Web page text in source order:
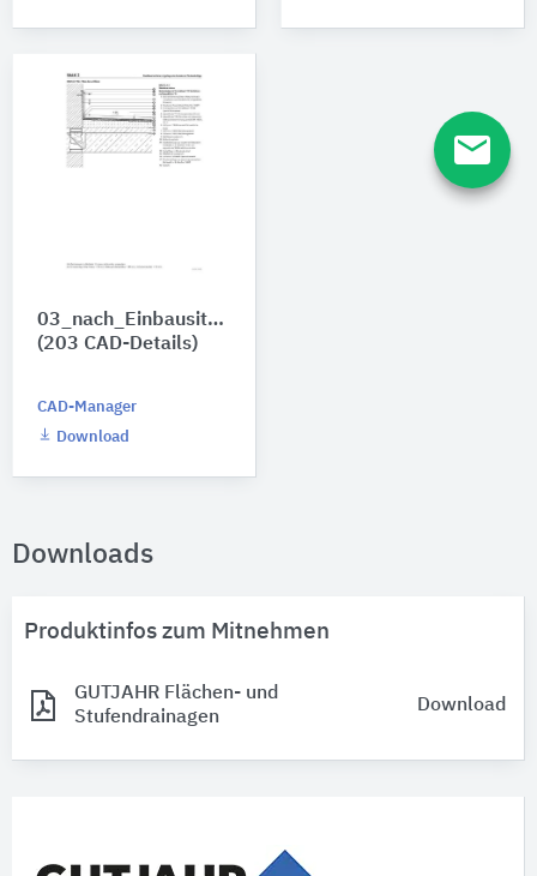
email
03_nach_Einbausituation
(203 CAD-Details)
CAD-Manager
Download
Downloads
Produktinfos zum Mitnehmen
GUTJAHR Flächen- und
Stufendrainagen
Download